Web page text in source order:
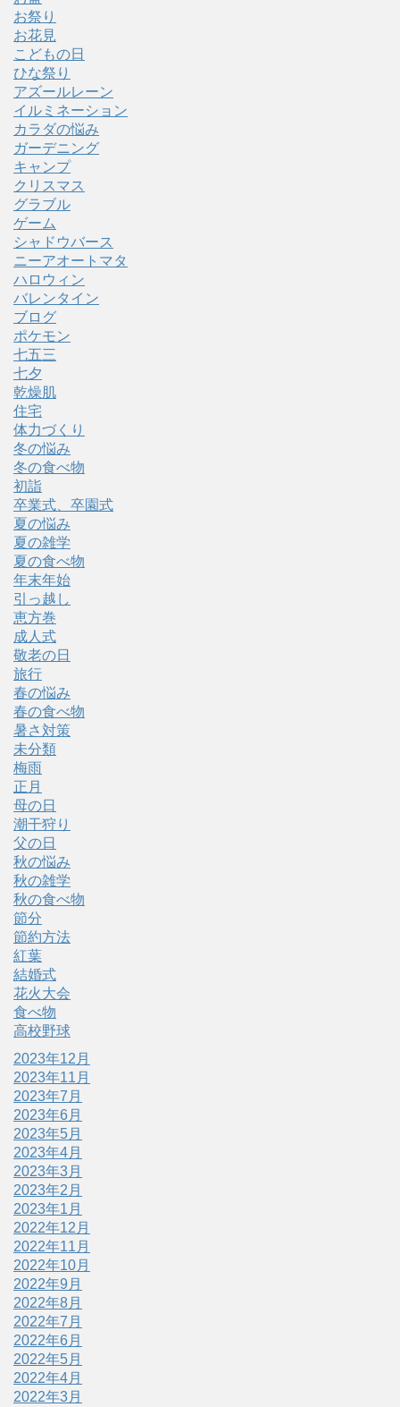
お祭り
お花見
こどもの日
ひな祭り
アズールレーン
イルミネーション
カラダの悩み
ガーデニング
キャンプ
クリスマス
グラブル
ゲーム
シャドウバース
ニーアオートマタ
ハロウィン
バレンタイン
ブログ
ポケモン
七五三
七夕
乾燥肌
住宅
体力づくり
冬の悩み
冬の食べ物
初詣
卒業式、卒園式
夏の悩み
夏の雑学
夏の食べ物
年末年始
引っ越し
恵方巻
成人式
敬老の日
旅行
春の悩み
春の食べ物
暑さ対策
未分類
梅雨
正月
母の日
潮干狩り
父の日
秋の悩み
秋の雑学
秋の食べ物
節分
節約方法
紅葉
結婚式
花火大会
食べ物
高校野球
2023年12月
2023年11月
2023年7月
2023年6月
2023年5月
2023年4月
2023年3月
2023年2月
2023年1月
2022年12月
2022年11月
2022年10月
2022年9月
2022年8月
2022年7月
2022年6月
2022年5月
2022年4月
2022年3月